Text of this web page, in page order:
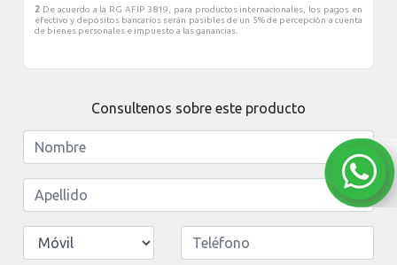
2 De acuerdo a la RG AFIP 3819, para productos internacionales, los pagos en
efectivo y depósitos bancarios serán pasibles de un 5% de percepción a cuenta
de bienes personales e impuesto a las ganancias.
Consultenos sobre este producto